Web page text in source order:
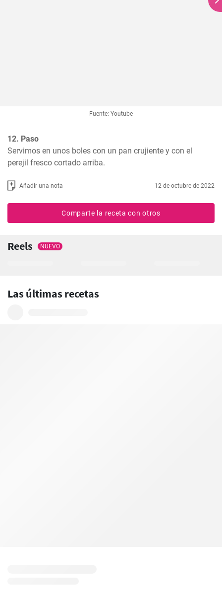
Fuente: Youtube
12. Paso
Servimos en unos boles con un pan crujiente y con el
perejil fresco cortado arriba.
Añadir una nota 12 de octubre de 2022
Comparte la receta con otros
Reels NUEVO
Las últimas recetas